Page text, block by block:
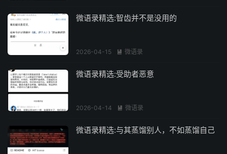
微语录精选:智齿并不是没用的
2026-04-15  微语录
微语录精选:受助者恶意
2026-04-14  微语录
微语录精选:与其蒸馏别人，不如蒸馏自己